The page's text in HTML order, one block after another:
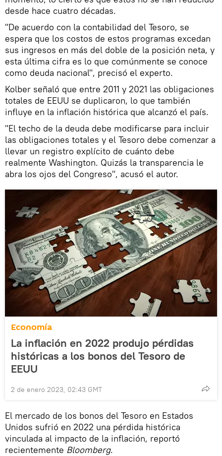
desde hace cuatro décadas.
"De acuerdo con la contabilidad del Tesoro, se
espera que los costos de estos programas excedan
sus ingresos en más del doble de la posición neta, y
esta última cifra es lo que comúnmente se conoce
como deuda nacional", precisó el experto.
Kolber señaló que entre 2011 y 2021 las obligaciones
totales de EEUU se duplicaron, lo que también
influye en la inflación histórica que alcanzó el país.
"El techo de la deuda debe modificarse para incluir
las obligaciones totales y el Tesoro debe comenzar a
llevar un registro explícito de cuánto debe
realmente Washington. Quizás la transparencia le
abra los ojos del Congreso", acusó el autor.
Economía
La inflación en 2022 produjo pérdidas
históricas a los bonos del Tesoro de
EEUU
2 de enero 2023, 02:43 GMT
El mercado de los bonos del Tesoro en Estados
Unidos sufrió en 2022 una pérdida histórica
vinculada al impacto de la inflación, reportó
recientemente Bloomberg.